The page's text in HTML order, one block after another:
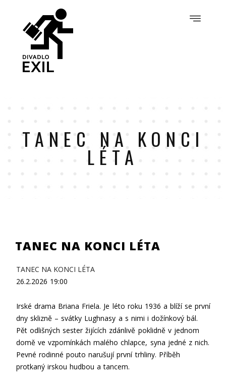
TANEC NA KONCI
LÉTA
TANEC NA KONCI LÉTA
TANEC NA KONCI LÉTA
26.2.2026 19:00
Irské drama Briana Friela. Je léto roku 1936 a blíží se první
dny sklizně – svátky Lughnasy a s nimi i dožínkový bál.
Pět odlišných sester žijících zdánlivě poklidně v jednom
domě ve vzpomínkách malého chlapce, syna jedné z nich.
Pevné rodinné pouto narušují první trhliny. Příběh
protkaný irskou hudbou a tancem.